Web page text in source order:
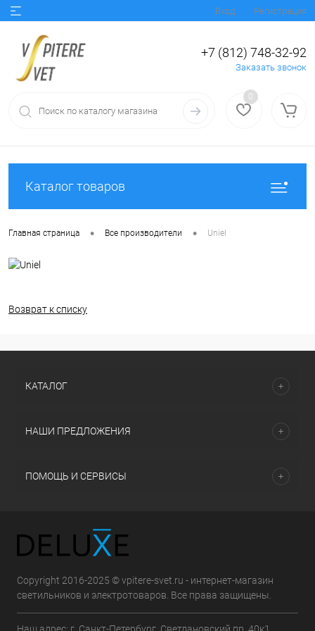
Вход Регистрация
+7 (812) 748-32-92
Заказать звонок
0
Каталог товаров
Главная страница • Все производители • Uniel
Возврат к списку
КАТАЛОГ
НАШИ ПРЕДЛОЖЕНИЯ
ПОМОЩЬ И СЕРВИСЫ
Copyright 2016-2025 © vpitere-svet.ru - интернет-магазин
светильников и электротоваров. Все права защищены.